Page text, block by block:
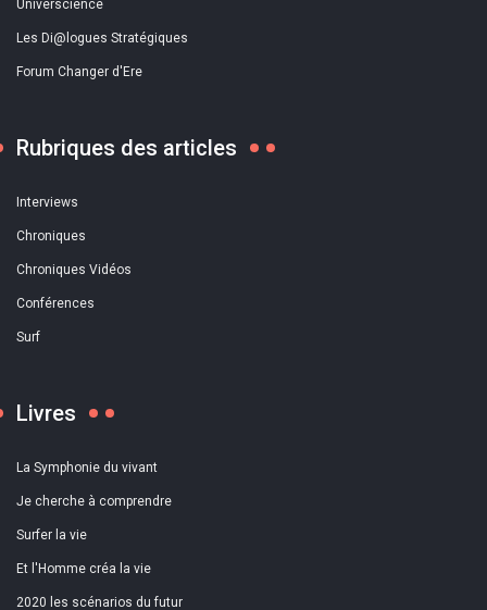
Universcience
Les Di@logues Stratégiques
Forum Changer d'Ere
Rubriques des articles
Interviews
Chroniques
Chroniques Vidéos
Conférences
Surf
Livres
La Symphonie du vivant
Je cherche à comprendre
Surfer la vie
Et l'Homme créa la vie
2020 les scénarios du futur